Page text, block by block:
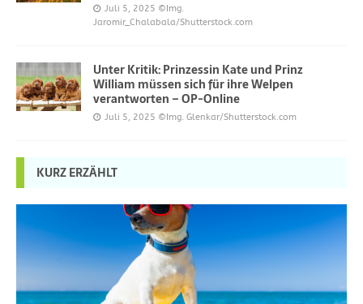
Juli 5, 2025 ©Img.
Jaromir_Chalabala/Shutterstock.com
Unter Kritik: Prinzessin Kate und Prinz
William müssen sich für ihre Welpen
verantworten – OP-Online
Juli 5, 2025 ©Img. Glenkar/Shutterstock.com
KURZ ERZÄHLT